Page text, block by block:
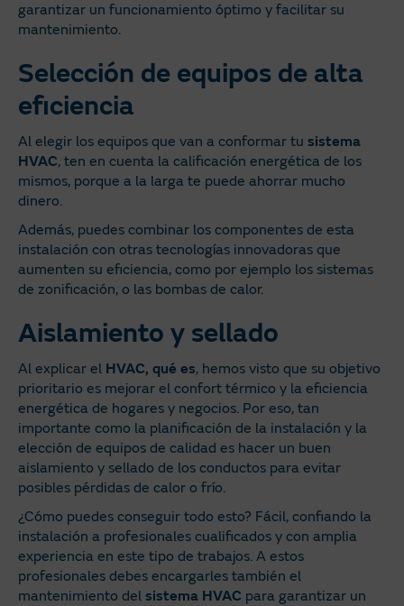
garantizar un funcionamiento óptimo y facilitar su
mantenimiento.
Selección de equipos de alta
eficiencia
Al elegir los equipos que van a conformar tu sistema
HVAC, ten en cuenta la calificación energética de los
mismos, porque a la larga te puede ahorrar mucho
dinero.
Además, puedes combinar los componentes de esta
instalación con otras tecnologías innovadoras que
aumenten su eficiencia, como por ejemplo los sistemas
de zonificación, o las bombas de calor.
Aislamiento y sellado
Al explicar el HVAC, qué es, hemos visto que su objetivo
prioritario es mejorar el confort térmico y la eficiencia
energética de hogares y negocios. Por eso, tan
importante como la planificación de la instalación y la
elección de equipos de calidad es hacer un buen
aislamiento y sellado de los conductos para evitar
posibles pérdidas de calor o frío.
¿Cómo puedes conseguir todo esto? Fácil, confiando la
instalación a profesionales cualificados y con amplia
experiencia en este tipo de trabajos. A estos
profesionales debes encargarles también el
mantenimiento del sistema HVAC para garantizar un